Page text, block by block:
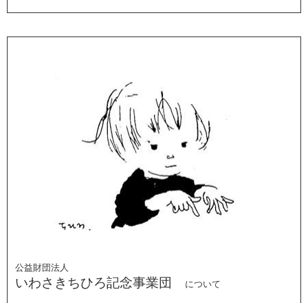
公益財団法人
いわさきちひろ記念事業団 について